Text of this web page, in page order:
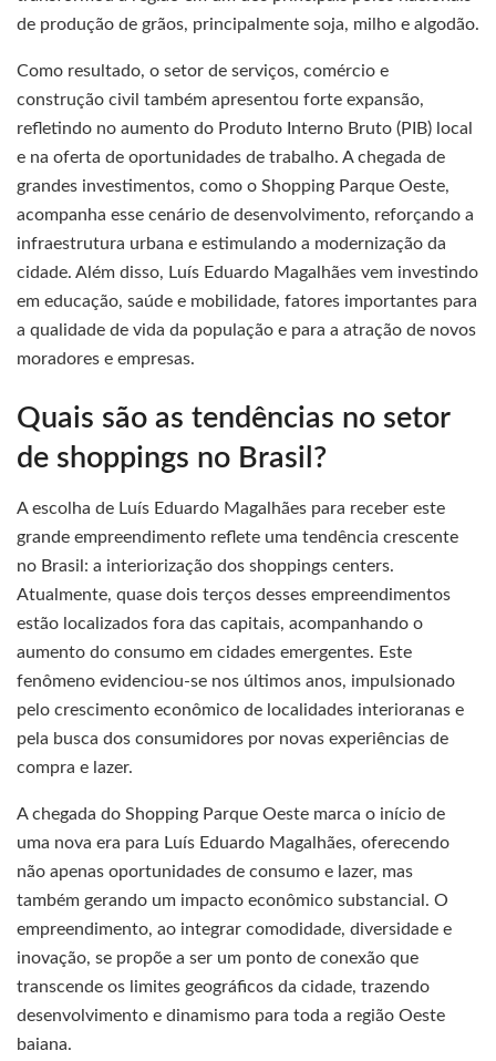
de produção de grãos, principalmente soja, milho e algodão.
Como resultado, o setor de serviços, comércio e
construção civil também apresentou forte expansão,
refletindo no aumento do Produto Interno Bruto (PIB) local
e na oferta de oportunidades de trabalho. A chegada de
grandes investimentos, como o Shopping Parque Oeste,
acompanha esse cenário de desenvolvimento, reforçando a
infraestrutura urbana e estimulando a modernização da
cidade. Além disso, Luís Eduardo Magalhães vem investindo
em educação, saúde e mobilidade, fatores importantes para
a qualidade de vida da população e para a atração de novos
moradores e empresas.
Quais são as tendências no setor
de shoppings no Brasil?
A escolha de Luís Eduardo Magalhães para receber este
grande empreendimento reflete uma tendência crescente
no Brasil: a interiorização dos shoppings centers.
Atualmente, quase dois terços desses empreendimentos
estão localizados fora das capitais, acompanhando o
aumento do consumo em cidades emergentes. Este
fenômeno evidenciou-se nos últimos anos, impulsionado
pelo crescimento econômico de localidades interioranas e
pela busca dos consumidores por novas experiências de
compra e lazer.
A chegada do Shopping Parque Oeste marca o início de
uma nova era para Luís Eduardo Magalhães, oferecendo
não apenas oportunidades de consumo e lazer, mas
também gerando um impacto econômico substancial. O
empreendimento, ao integrar comodidade, diversidade e
inovação, se propõe a ser um ponto de conexão que
transcende os limites geográficos da cidade, trazendo
desenvolvimento e dinamismo para toda a região Oeste
baiana.